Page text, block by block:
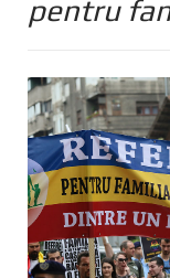
pentru